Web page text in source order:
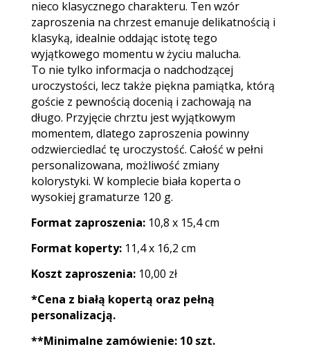
nieco klasycznego charakteru. Ten wzór
zaproszenia na chrzest emanuje delikatnością i
klasyką, idealnie oddając istotę tego
wyjątkowego momentu w życiu malucha.
To nie tylko informacja o nadchodzącej
uroczystości, lecz także piękna pamiątka, którą
goście z pewnością docenią i zachowają na
długo. Przyjęcie chrztu jest wyjątkowym
momentem, dlatego zaproszenia powinny
odzwierciedlać tę uroczystość. Całość w pełni
personalizowana, możliwość zmiany
kolorystyki. W komplecie biała koperta o
wysokiej gramaturze 120 g.
Format zaproszenia:10,8 x 15,4 cm
Format koperty:11,4 x 16,2 cm
Koszt zaproszenia: 10,00 zł
*Cena z białą kopertą oraz pełną
personalizacją.
**Minimalne zamówienie: 10 szt.